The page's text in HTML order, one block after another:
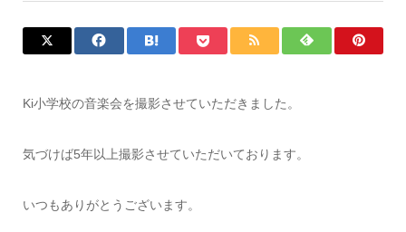
Ki小学校の音楽会を撮影させていただきました。
気づけば5年以上撮影させていただいております。
いつもありがとうございます。